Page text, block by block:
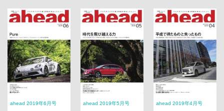
ahead 2019年6月号 ahead 2019年5月号 ahead 2019年4月号